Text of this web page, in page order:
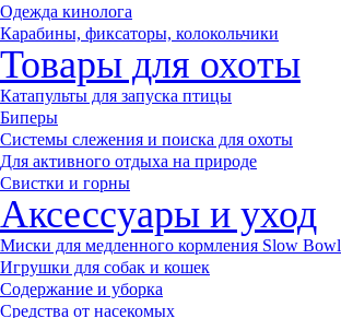
Одежда кинолога
Карабины, фиксаторы, колокольчики
Товары для охоты
Катапульты для запуска птицы
Биперы
Системы слежения и поиска для охоты
Для активного отдыха на природе
Свистки и горны
Аксессуары и уход
Миски для медленного кормления Slow Bowl
Игрушки для собак и кошек
Содержание и уборка
Средства от насекомых